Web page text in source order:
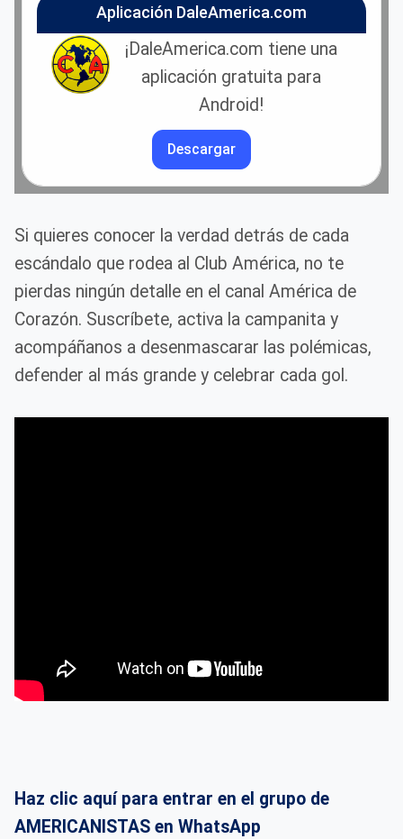
Aplicación DaleAmerica.com
¡DaleAmerica.com tiene una
aplicación gratuita para
Android!
Descargar
Si quieres conocer la verdad detrás de cada
escándalo que rodea al Club América, no te
pierdas ningún detalle en el canal América de
Corazón. Suscríbete, activa la campanita y
acompáñanos a desenmascarar las polémicas,
defender al más grande y celebrar cada gol.
Haz clic aquí para entrar en el grupo de
AMERICANISTAS en WhatsApp